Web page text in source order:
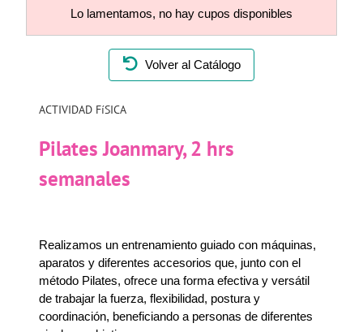
Lo lamentamos, no hay cupos disponibles
Volver al Catálogo
ACTIVIDAD FíSICA
Pilates Joanmary, 2 hrs
semanales
Realizamos un entrenamiento guiado con máquinas,
aparatos y diferentes accesorios que, junto con el
método Pilates, ofrece una forma efectiva y versátil
de trabajar la fuerza, flexibilidad, postura y
coordinación, beneficiando a personas de diferentes